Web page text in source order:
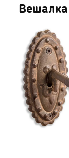
Вешалка